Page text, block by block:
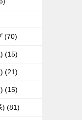
(70)
(15)
(21)
(15)
) (81)